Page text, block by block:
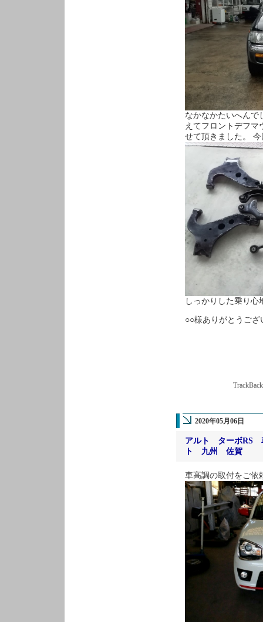
なかなかたいへんで
えてフロントデフマ
せて頂きました。
しっかりした乗り心
○○様ありがとうござ
2020年05月06日
アルト ターボRS
ト 九州 佐賀
車高調の取付をご依